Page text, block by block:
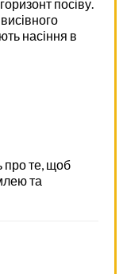
посіву.
насіння в
про те, щоб
та